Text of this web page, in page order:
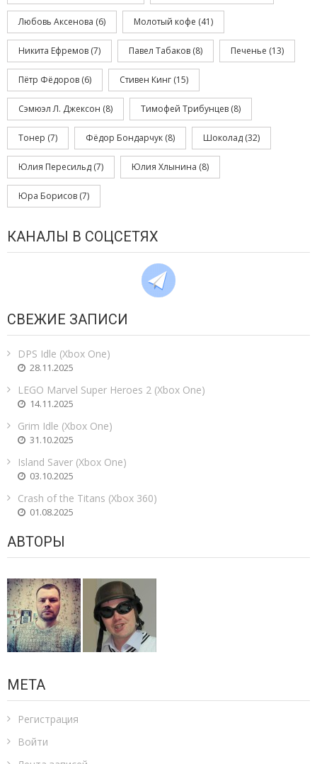
Любовь Аксенова (6) Молотый кофе (41)
Никита Ефремов (7) Павел Табаков (8) Печенье (13)
Пётр Фёдоров (6) Стивен Кинг (15)
Сэмюэл Л. Джексон (8) Тимофей Трибунцев (8)
Тонер (7) Фёдор Бондарчук (8) Шоколад (32)
Юлия Пересильд (7) Юлия Хлынина (8)
Юра Борисов (7)
КАНАЛЫ В СОЦСЕТЯХ
СВЕЖИЕ ЗАПИСИ
DPS Idle (Xbox One)
28.11.2025
LEGO Marvel Super Heroes 2 (Xbox One)
14.11.2025
Grim Idle (Xbox One)
31.10.2025
Island Saver (Xbox One)
03.10.2025
Crash of the Titans (Xbox 360)
01.08.2025
АВТОРЫ
МЕТА
Регистрация
Войти